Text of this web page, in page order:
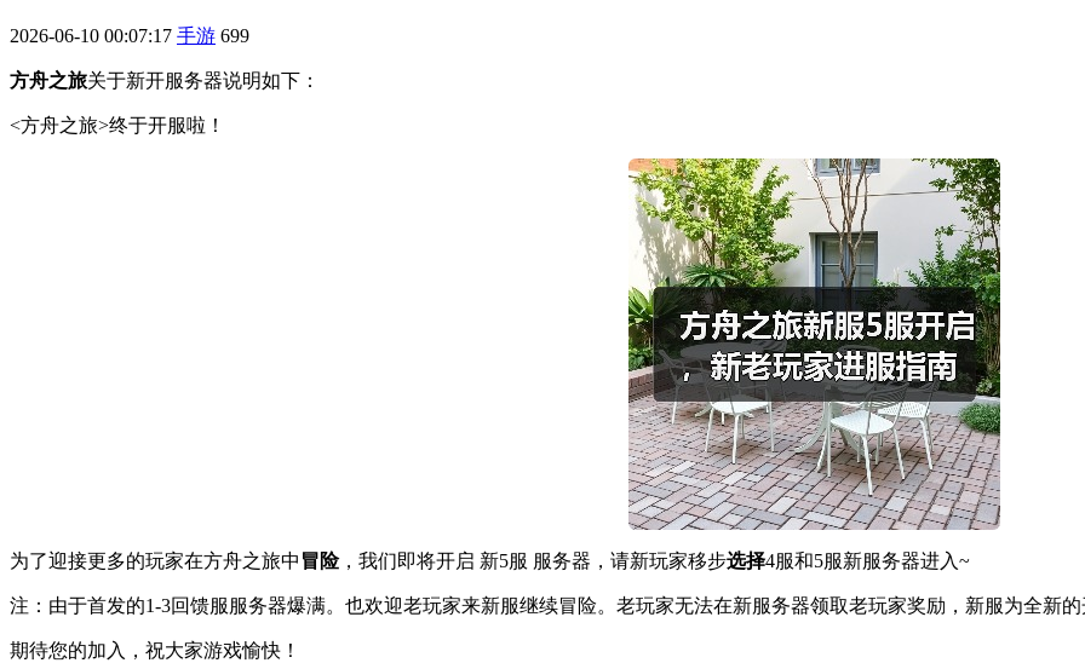
2026-06-10 00:07:17 手游 699
方舟之旅关于新开服务器说明如下：
<方舟之旅>终于开服啦！
为了迎接更多的玩家在方舟之旅中 冒险，我们即将开启 新5服 服务器，请新玩家移步选择4服和5服新服务器进入~
注：由于首发的1-3回馈服服务器爆满。也欢迎老玩家来新服继续冒险。老玩家无法在新服务器领取老玩家奖励，新服为全新
期待您的加入，祝大家游戏愉快！